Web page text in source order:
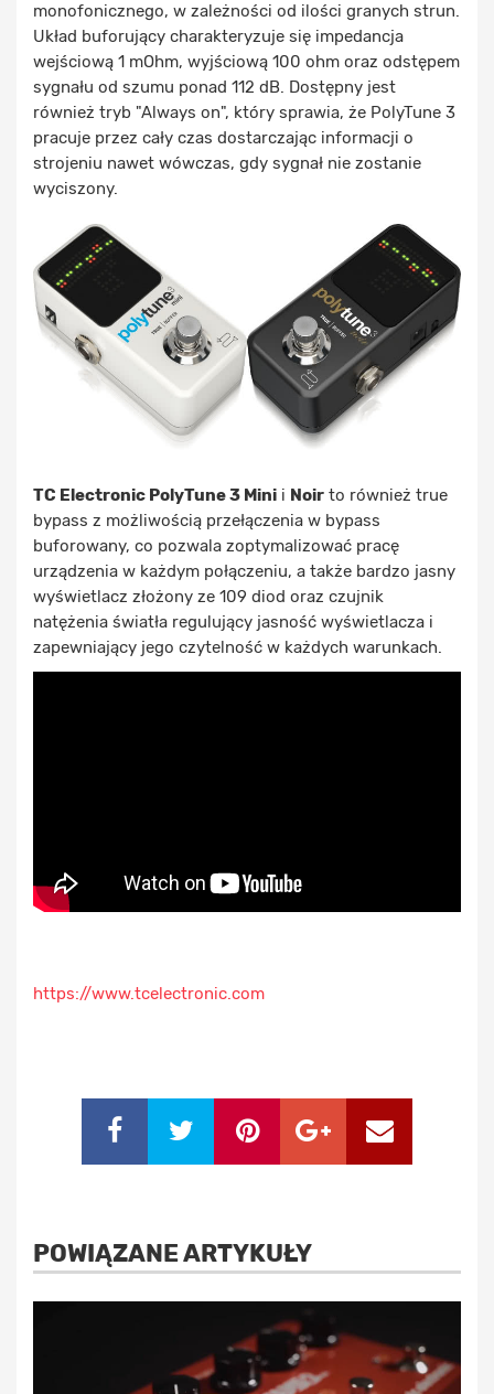
monofonicznego, w zależności od ilości granych strun.
Układ buforujący charakteryzuje się impedancja
wejściową 1 mOhm, wyjściową 100 ohm oraz odstępem
sygnału od szumu ponad 112 dB. Dostępny jest
również tryb "Always on", który sprawia, że PolyTune 3
pracuje przez cały czas dostarczając informacji o
strojeniu nawet wówczas, gdy sygnał nie zostanie
wyciszony.
TC Electronic PolyTune 3 Mini i Noir to również true
bypass z możliwością przełączenia w bypass
buforowany, co pozwala zoptymalizować pracę
urządzenia w każdym połączeniu, a także bardzo jasny
wyświetlacz złożony ze 109 diod oraz czujnik
natężenia światła regulujący jasność wyświetlacza i
zapewniający jego czytelność w każdych warunkach.
https://www.tcelectronic.com
POWIĄZANE ARTYKUŁY